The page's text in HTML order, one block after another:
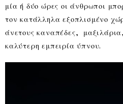
μία ή δύο ώρες οι άνθρωποι
τον κατάλληλα εξοπλισμένο
άνετους καναπέδες,
καλύτερη εμπειρία ύπνου.